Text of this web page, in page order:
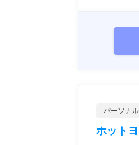
パーソナ
ホット